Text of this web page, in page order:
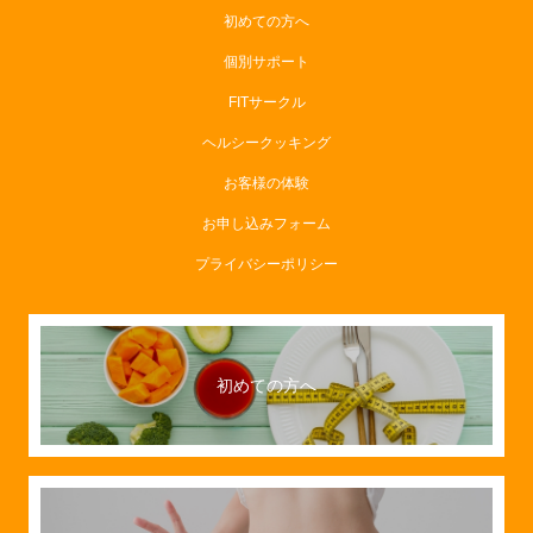
初めての方へ
個別サポート
​FITサークル
ヘルシークッキング
お客様の体験
お申し込みフォーム
プライバシーポリシー
初めての方へ